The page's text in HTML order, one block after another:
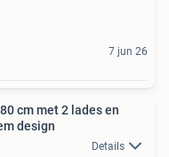
7 jun 26
cm met 2 lades en
design
Details